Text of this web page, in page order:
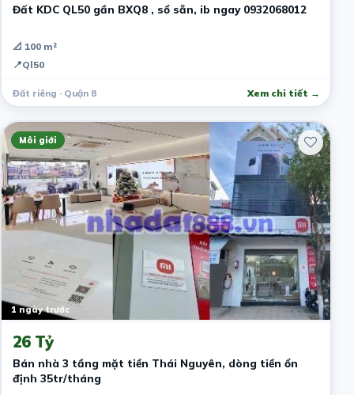
Đất KDC QL50 gần BXQ8 , sổ sẵn, ib ngay 0932068012
📐 100 m²
📍Ql50
Đất riêng · Quận 8 Xem chi tiết →
Môi giới
1 ngày trước
26 Tỷ
Bán nhà 3 tầng mặt tiền Thái Nguyên, dòng tiền ổn
định 35tr/tháng